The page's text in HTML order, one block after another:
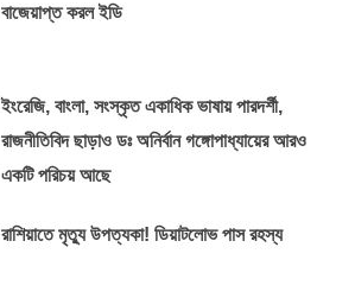
বাজেয়াপ্ত করল ইডি
ইংরেজি, বাংলা, সংস্কৃত একাধিক ভাষায় পারদর্শী,
রাজনীতিবিদ ছাড়াও ডঃ অনির্বান গঙ্গোপাধ্যায়ের আরও
একটি পরিচয় আছে
রাশিয়াতে মৃত্যু উপত্যকা! ডিয়াটলোভ পাস রহস্য